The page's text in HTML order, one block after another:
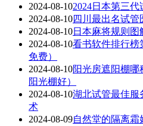
2024-08-102024日本第三
2024-08-10四川最出名试管
2024-08-10日本麻将规则图
2024-08-10看书软件排行
免费）
2024-08-10阳光房遮阳棚
阳光棚好）
2024-08-10湖北试管最佳服
术
2024-08-09自然堂的隔离